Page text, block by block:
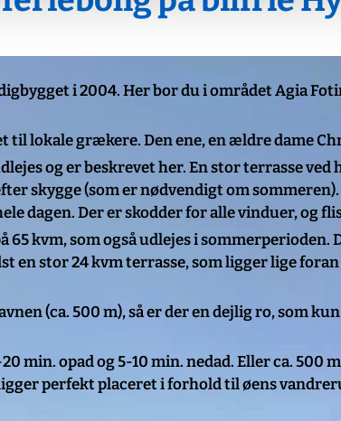
i 2004. Her bor du i området Agia
til lokale grækere. Den ene, en ældre dame
og er beskrevet her. En stor terrasse
skygge (som er nødvendigt om
dagen. Der er skodder for alle vinduer, og
65 kvm, som også udlejes i sommerperioden.
en stor 24 kvm terrasse, som ligger lige
(ca. 500 m), så er der en dejlig ro, som
min. opad og 5-10 min. nedad. Eller ca. 500
perfekt placeret i forhold til øens